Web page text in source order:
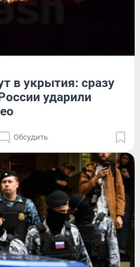
в укрытия: сразу
ударили
Обсудить